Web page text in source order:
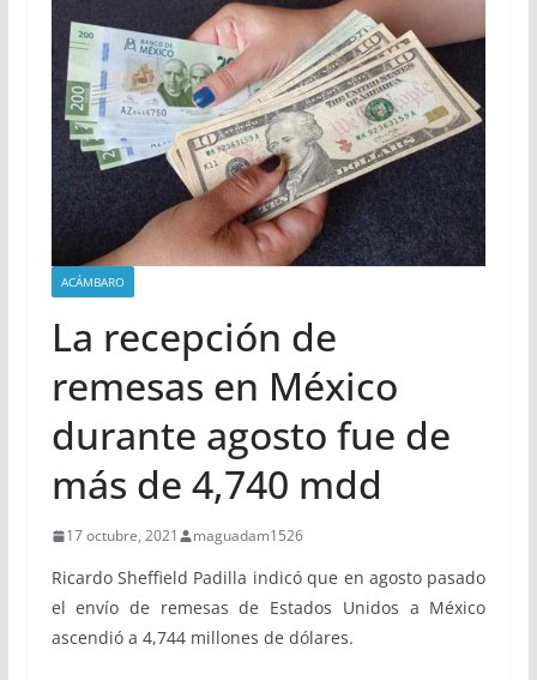
ACÁMBARO
La recepción de
remesas en México
durante agosto fue de
más de 4,740 mdd
17 octubre, 2021 maguadam1526
Ricardo Sheffield Padilla indicó que en agosto pasado
el envío de remesas de Estados Unidos a México
ascendió a 4,744 millones de dólares.